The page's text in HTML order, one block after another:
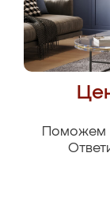
Поможем